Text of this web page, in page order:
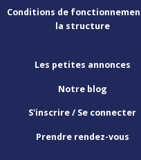
Conditions de
la structure
Les petites annonces
Notre blog
S'inscrire / Se connecter
Prendre rendez-vous